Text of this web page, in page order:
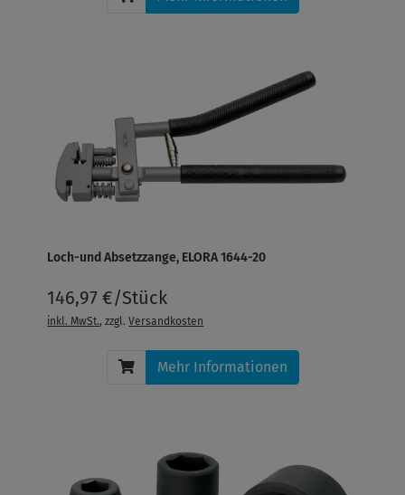
Loch-und Absetzzange, ELORA 1644-20
146,97 €/Stück
inkl. MwSt., zzgl.Versandkosten
Mehr Informationen